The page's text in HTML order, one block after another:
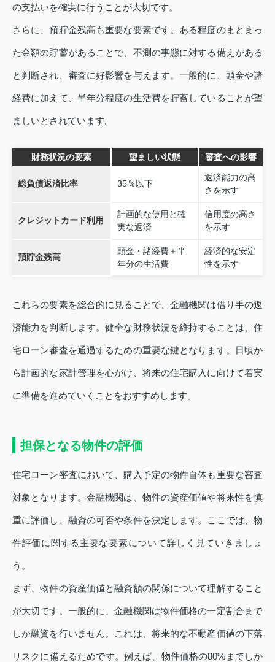
の支払いを確実に行うことが大切です。
さらに、預貯金残高も重要な要素です。ある程度のまとまっ
た金額の貯蓄があることで、不測の事態に対する備えがある
と判断され、審査に好影響を与えます。一般的に、頭金や諸
経費に加えて、半年分程度の生活費を貯蓄していることが望
ましいとされています。
財務状況の要素 望ましい状態 審査への影響
総負債返済比率 35％以下
返済能力の高
さを示す
クレジットカード利用
計画的な使用と確
実な返済
信用度の高さ
を示す
預貯金残高
頭金・諸経費＋半
年分の生活費
経済的な安定
性を示す
これらの要素を総合的に見ることで、金融機関は借り手の返
済能力を判断します。健全な財務状況を維持することは、住
宅ローン審査を通過するための重要な鍵となります。日頃か
ら計画的な家計管理を心がけ、将来の住宅購入に向けて着実
に準備を進めていくことをおすすめします。
担保となる物件の評価
住宅ローン審査において、購入予定の物件自体も重要な審査
対象となります。金融機関は、物件の資産価値や将来性を慎
重に評価し、融資の可否や条件を決定します。ここでは、物
件評価に関する主要な要素について詳しく見ていきましょ
う。
まず、物件の資産価値と融資額の関係について理解すること
が大切です。一般的に、金融機関は物件価格の一定割合まで
しか融資を行いません。これは、将来的な不動産価値の下落
リスクに備えるためです。例えば、物件価格の80%までしか